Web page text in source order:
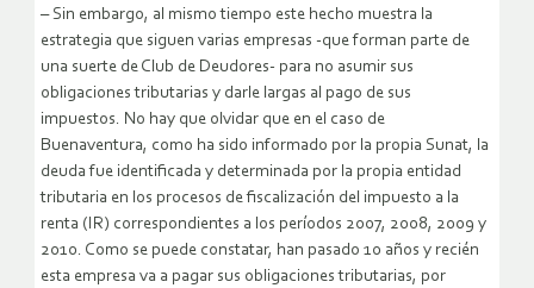
– Sin embargo, al mismo tiempo este hecho muestra la
estrategia que siguen varias empresas -que forman parte de
una suerte de Club de Deudores- para no asumir sus
obligaciones tributarias y darle largas al pago de sus
impuestos. No hay que olvidar que en el caso de
Buenaventura, como ha sido informado por la propia Sunat, la
deuda fue identificada y determinada por la propia entidad
tributaria en los procesos de fiscalización del impuesto a la
renta (IR) correspondientes a los períodos 2007, 2008, 2009 y
2010. Como se puede constatar, han pasado 10 años y recién
esta empresa va a pagar sus obligaciones tributarias, por